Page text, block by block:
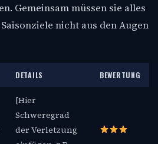
Gemeinsam müssen sie alles
nicht aus den Augen
DETAILS BEWERTUNG
[Hier
Schweregrad
der Verletzung